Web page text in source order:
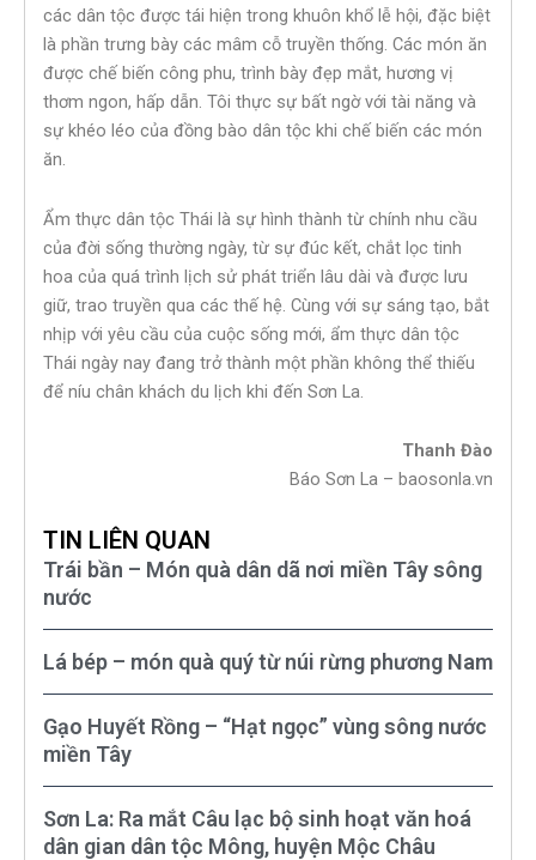
các dân tộc được tái hiện trong khuôn khổ lễ hội, đặc biệt
là phần trưng bày các mâm cỗ truyền thống. Các món ăn
được chế biến công phu, trình bày đẹp mắt, hương vị
thơm ngon, hấp dẫn. Tôi thực sự bất ngờ với tài năng và
sự khéo léo của đồng bào dân tộc khi chế biến các món
ăn.
Ẩm thực dân tộc Thái là sự hình thành từ chính nhu cầu
của đời sống thường ngày, từ sự đúc kết, chắt lọc tinh
hoa của quá trình lịch sử phát triển lâu dài và được lưu
giữ, trao truyền qua các thế hệ. Cùng với sự sáng tạo, bắt
nhịp với yêu cầu của cuộc sống mới, ẩm thực dân tộc
Thái ngày nay đang trở thành một phần không thể thiếu
để níu chân khách du lịch khi đến Sơn La.
Thanh Đào
Báo Sơn La – baosonla.vn
TIN LIÊN QUAN
Trái bần – Món quà dân dã nơi miền Tây sông
nước
Lá bép – món quà quý từ núi rừng phương Nam
Gạo Huyết Rồng – “Hạt ngọc” vùng sông nước
miền Tây
Sơn La: Ra mắt Câu lạc bộ sinh hoạt văn hoá
dân gian dân tộc Mông, huyện Mộc Châu